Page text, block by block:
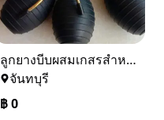
ลูกยางบีบผสมเกสรสำหรับอินทผาลัม,อินทผาลัม,ผสมเกสร,ช่อ,เนื้อเยื่อ,ลูกบีบ,ลูกยาง,ที่บีบพ่น,ยางบีบพ่น,ที่เป่าพ่น
จันทบุรี
฿0